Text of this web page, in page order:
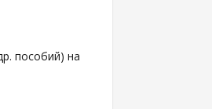
пособий) на